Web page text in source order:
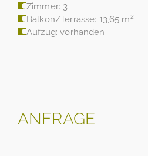
Zimmer: 3
Balkon/Terrasse: 13,65 m²
Aufzug: vorhanden
ANFRAGE